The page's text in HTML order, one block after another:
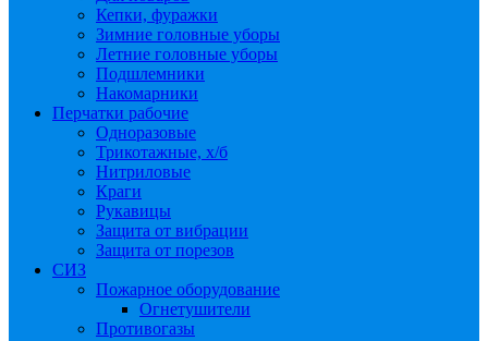
Кепки, фуражки
Зимние головные уборы
Летние головные уборы
Подшлемники
Накомарники
Перчатки рабочие
Одноразовые
Трикотажные, х/б
Нитриловые
Краги
Рукавицы
Защита от вибрации
Защита от порезов
СИЗ
Пожарное оборудование
Огнетушители
Противогазы